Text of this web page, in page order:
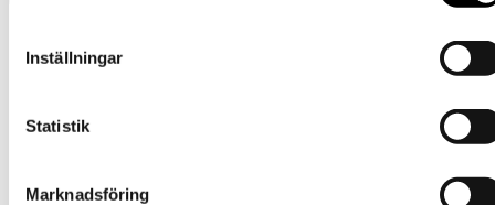
Inställningar
Statistik
Marknadsföring
Barn
Pannband